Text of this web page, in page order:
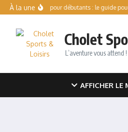
Aller au contenu
À la unePatinoire pour débutants : le guide pour
Cholet
L’aventure vous attend !
AFFICHER LE